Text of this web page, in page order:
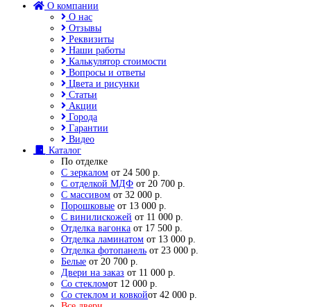
О компании
О нас
Отзывы
Реквизиты
Наши работы
Калькулятор стоимости
Вопросы и ответы
Цвета и рисунки
Статьи
Акции
Города
Гарантии
Видео
Каталог
По отделке
С зеркалом от 24 500 р.
С отделкой МДФ от 20 700 р.
С массивом от 32 000 р.
Порошковые от 13 000 р.
С винилискожей от 11 000 р.
Отделка вагонка от 17 500 р.
Отделка ламинатом от 13 000 р.
Отделка фотопанель от 23 000 р.
Белые от 20 700 р.
Двери на заказ от 11 000 р.
Со стекломот 12 000 р.
Со стеклом и ковкойот 42 000 р.